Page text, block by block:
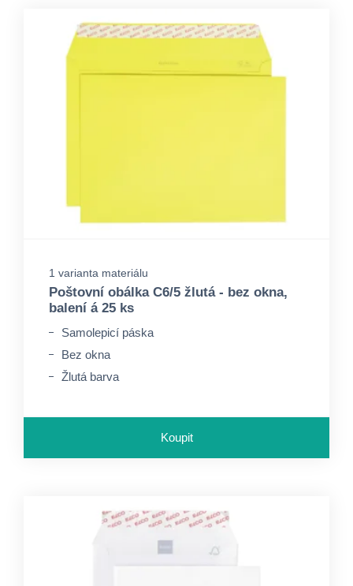
1 varianta materiálu
Poštovní obálka C6/5 žlutá - bez okna,
balení á 25 ks
Samolepicí páska
Bez okna
Žlutá barva
Koupit